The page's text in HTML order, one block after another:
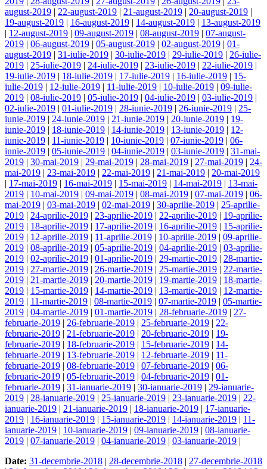
august-2019 | 22-august-2019 | 21-august-2019 | 20-august-2019 |
19-august-2019 | 16-august-2019 | 14-august-2019 | 13-august-2019
| 12-august-2019 | 09-august-2019 | 08-august-2019 | 07-august-
2019 | 06-august-2019 | 05-august-2019 | 02-august-2019 | 01-
august-2019 | 31-iulie-2019 | 30-iulie-2019 | 29-iulie-2019 | 26-iulie-
2019 | 25-iulie-2019 | 24-iulie-2019 | 23-iulie-2019 | 22-iulie-2019 |
19-iulie-2019 | 18-iulie-2019 | 17-iulie-2019 | 16-iulie-2019 | 15-
iulie-2019 | 12-iulie-2019 | 11-iulie-2019 | 10-iulie-2019 | 09-iulie-
2019 | 08-iulie-2019 | 05-iulie-2019 | 04-iulie-2019 | 03-iulie-2019 |
02-iulie-2019 | 01-iulie-2019 | 28-iunie-2019 | 26-iunie-2019 | 25-
iunie-2019 | 24-iunie-2019 | 21-iunie-2019 | 20-iunie-2019 | 19-
iunie-2019 | 18-iunie-2019 | 14-iunie-2019 | 13-iunie-2019 | 12-
iunie-2019 | 11-iunie-2019 | 10-iunie-2019 | 07-iunie-2019 | 06-
iunie-2019 | 05-iunie-2019 | 04-iunie-2019 | 03-iunie-2019 | 31-mai-
2019 | 30-mai-2019 | 29-mai-2019 | 28-mai-2019 | 27-mai-2019 | 24-
mai-2019 | 23-mai-2019 | 22-mai-2019 | 21-mai-2019 | 20-mai-2019
| 17-mai-2019 | 16-mai-2019 | 15-mai-2019 | 14-mai-2019 | 13-mai-
2019 | 10-mai-2019 | 09-mai-2019 | 08-mai-2019 | 07-mai-2019 | 06-
mai-2019 | 03-mai-2019 | 02-mai-2019 | 30-aprilie-2019 | 25-aprilie-
2019 | 24-aprilie-2019 | 23-aprilie-2019 | 22-aprilie-2019 | 19-aprilie-
2019 | 18-aprilie-2019 | 17-aprilie-2019 | 16-aprilie-2019 | 15-aprilie-
2019 | 12-aprilie-2019 | 11-aprilie-2019 | 10-aprilie-2019 | 09-aprilie-
2019 | 08-aprilie-2019 | 05-aprilie-2019 | 04-aprilie-2019 | 03-aprilie-
2019 | 02-aprilie-2019 | 01-aprilie-2019 | 29-martie-2019 | 28-martie-
2019 | 27-martie-2019 | 26-martie-2019 | 25-martie-2019 | 22-martie-
2019 | 21-martie-2019 | 20-martie-2019 | 19-martie-2019 | 18-martie-
2019 | 15-martie-2019 | 14-martie-2019 | 13-martie-2019 | 12-martie-
2019 | 11-martie-2019 | 08-martie-2019 | 07-martie-2019 | 05-martie-
2019 | 04-martie-2019 | 01-martie-2019 | 28-februarie-2019 | 27-
februarie-2019 | 26-februarie-2019 | 25-februarie-2019 | 22-
februarie-2019 | 21-februarie-2019 | 20-februarie-2019 | 19-
februarie-2019 | 18-februarie-2019 | 15-februarie-2019 | 14-
februarie-2019 | 13-februarie-2019 | 12-februarie-2019 | 11-
februarie-2019 | 08-februarie-2019 | 07-februarie-2019 | 06-
februarie-2019 | 05-februarie-2019 | 04-februarie-2019 | 01-
februarie-2019 | 31-ianuarie-2019 | 30-ianuarie-2019 | 29-ianuarie-
2019 | 28-ianuarie-2019 | 25-ianuarie-2019 | 23-ianuarie-2019 | 22-
ianuarie-2019 | 21-ianuarie-2019 | 18-ianuarie-2019 | 17-ianuarie-
2019 | 16-ianuarie-2019 | 15-ianuarie-2019 | 14-ianuarie-2019 | 11-
ianuarie-2019 | 10-ianuarie-2019 | 09-ianuarie-2019 | 08-ianuarie-
2019 | 07-ianuarie-2019 | 04-ianuarie-2019 | 03-ianuarie-2019 |
Date: 31-decembrie-2018 | 28-decembrie-2018 | 27-decembrie-2018